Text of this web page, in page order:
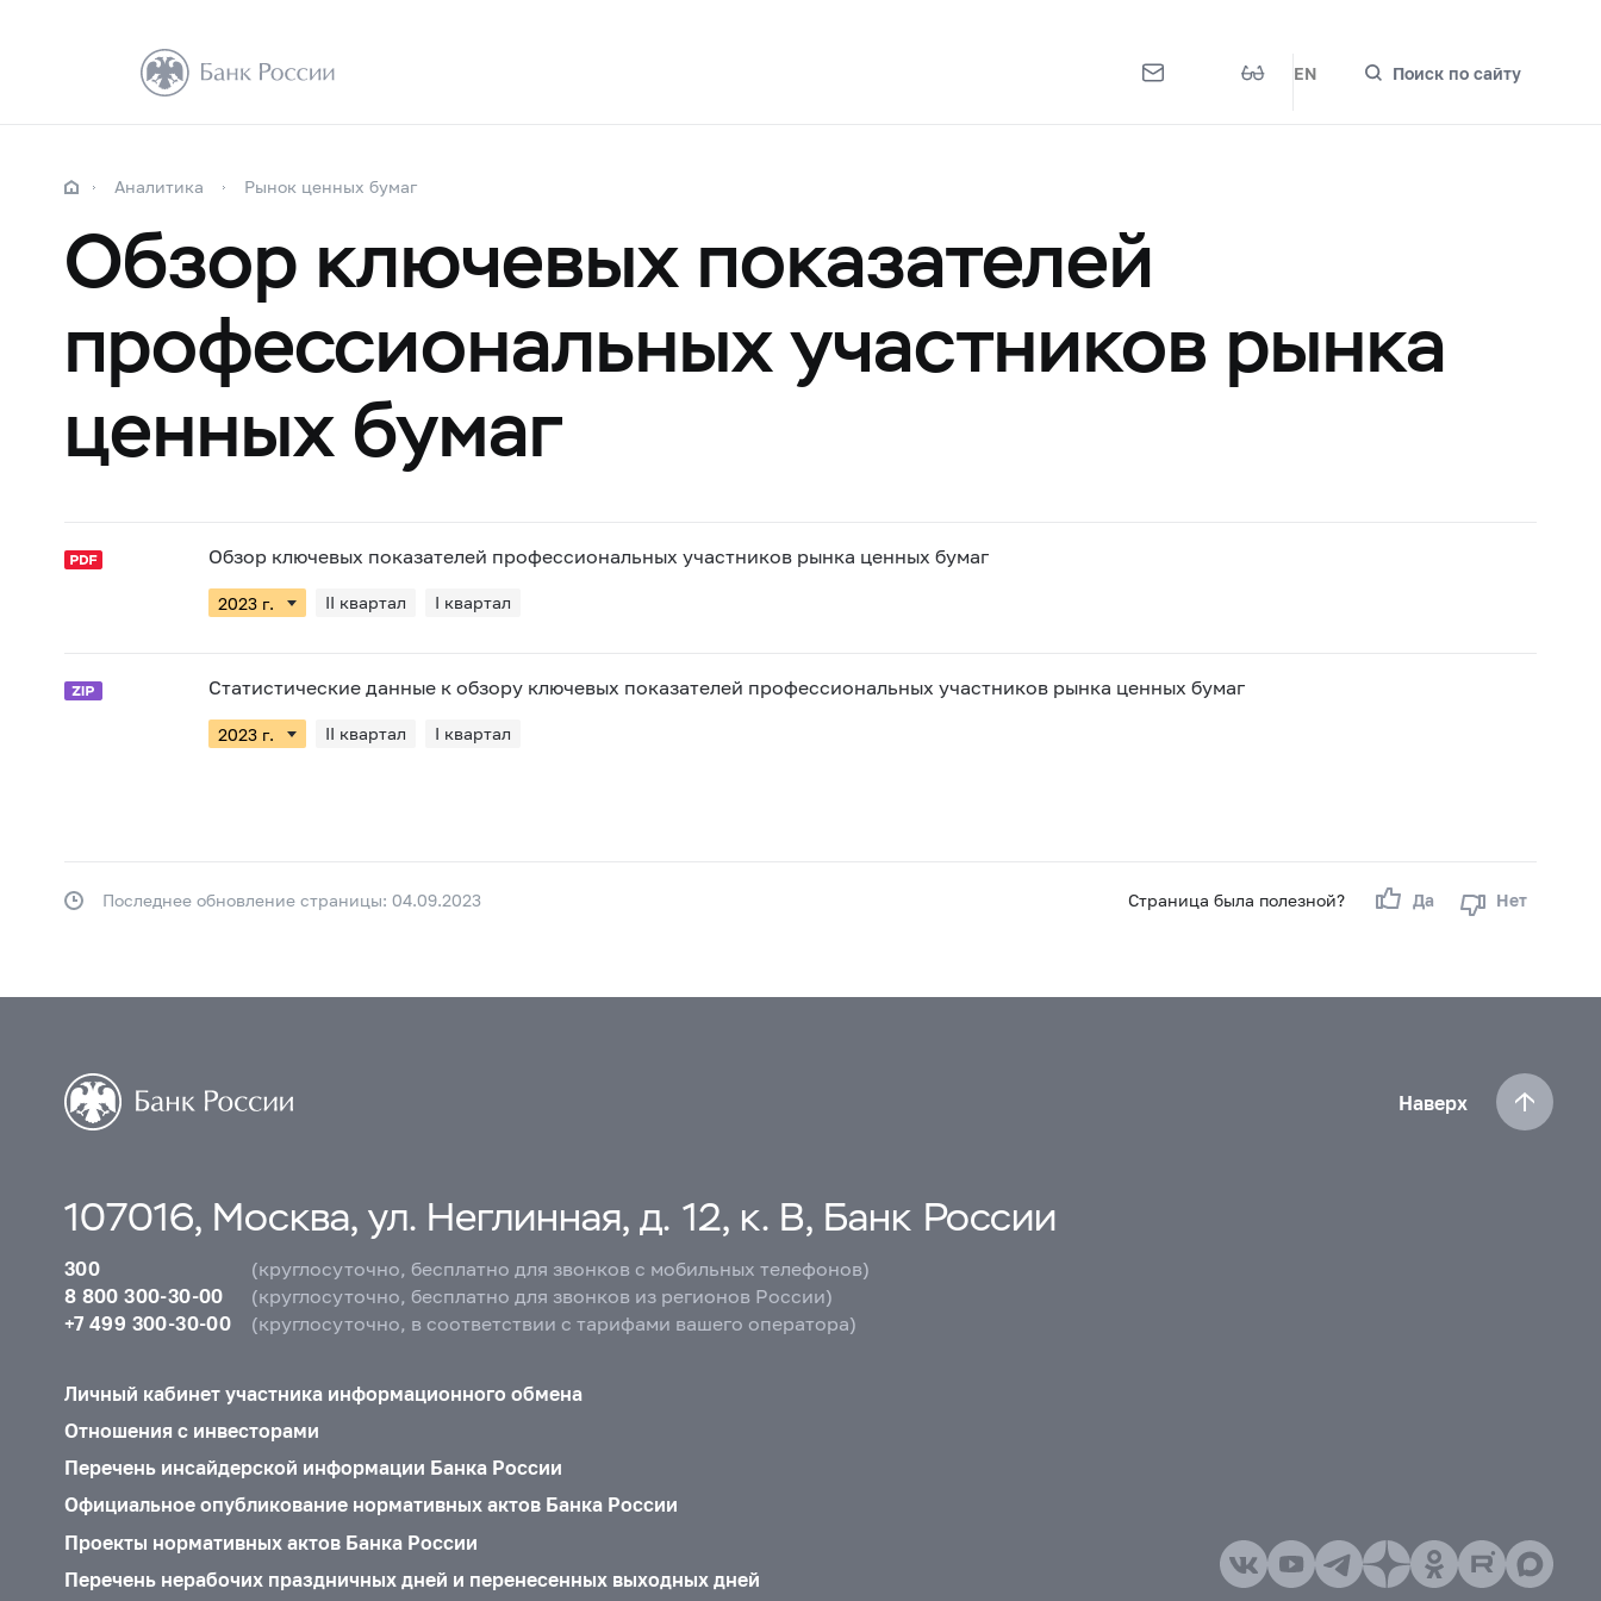
EN Поиск по сайту
Аналитика Рынок ценных бумаг
Обзор ключевых показателей
профессиональных участников рынка
ценных бумаг
Обзор ключевых показателей профессиональных участников рынка ценных бумаг
II квартал I квартал
Статистические данные к обзору ключевых показателей профессиональных участников рынка ценных бумаг
II квартал I квартал
Страница была полезной? Да Нет
Последнее обновление страницы: 04.09.2023
Наверх
107016, Москва, ул. Неглинная, д. 12, к. В, Банк России
300
(круглосуточно, бесплатно для звонков с мобильных телефонов)
8 800 300-30-00
(круглосуточно, бесплатно для звонков из регионов России)
+7 499 300-30-00
(круглосуточно, в соответствии с тарифами вашего оператора)
Личный кабинет участника информационного обмена
Отношения с инвесторами
Перечень инсайдерской информации Банка России
Официальное опубликование нормативных актов Банка России
Проекты нормативных актов Банка России
Перечень нерабочих праздничных дней и перенесенных выходных дней